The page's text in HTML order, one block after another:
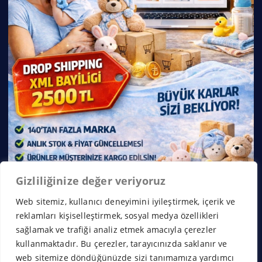
Gizliliğinize değer veriyoruz
Web sitemiz, kullanıcı deneyimini iyileştirmek, içerik ve
reklamları kişiselleştirmek, sosyal medya özellikleri
sağlamak ve trafiği analiz etmek amacıyla çerezler
kullanmaktadır. Bu çerezler, tarayıcınızda saklanır ve
web sitemize döndüğünüzde sizi tanımamıza yardımcı